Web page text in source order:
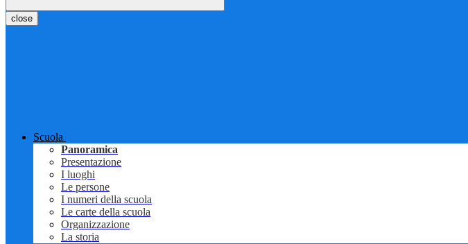
close
Scuola
Panoramica
Presentazione
I luoghi
Le persone
I numeri della scuola
Le carte della scuola
Organizzazione
La storia